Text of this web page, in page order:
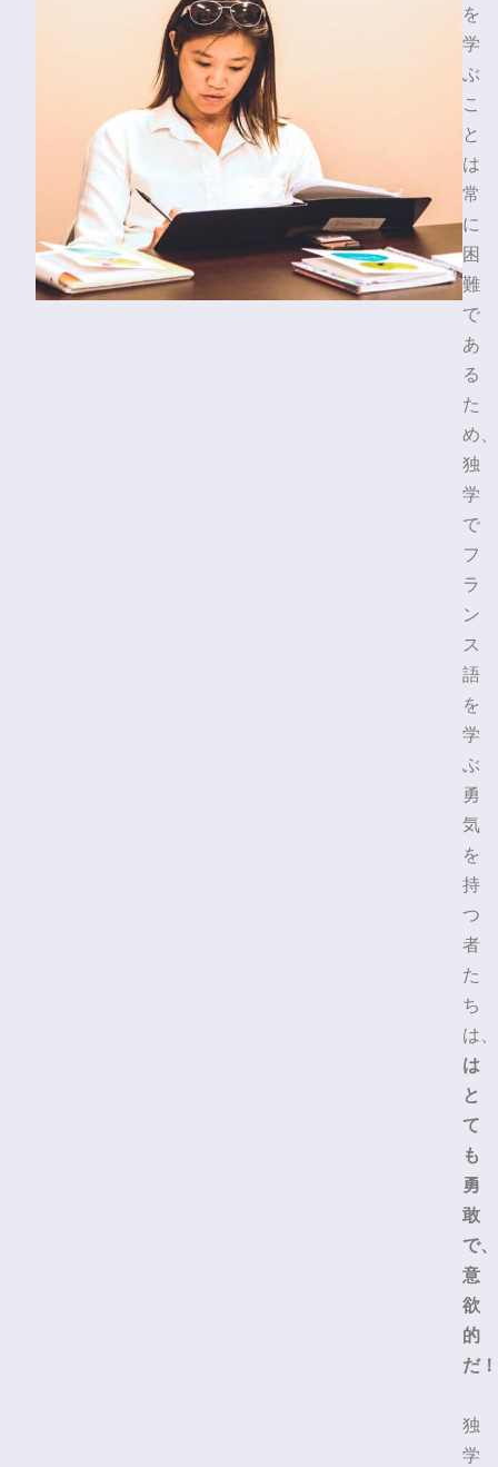
を
学
ぶ
こ
と
は
常
に
困
難
で
あ
る
た
め、
独
学
で
フ
ラ
ン
ス
語
を
学
ぶ
勇
気
を
持
つ
者
た
ち
は
は
と
て
も
勇
敢
で、
意
欲
的
だ！
独
学